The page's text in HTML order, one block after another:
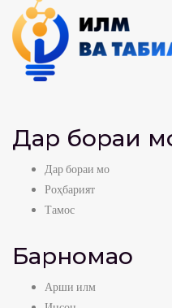
Дар бораи
Дар бораи мо
Роҳбарият
Тамос
Барномаҳо
Арши илм